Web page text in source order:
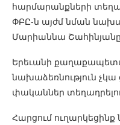
հարմարանքների
ՓԲԸ-ն այժմ նման
Մարիաննա
Երեւանի
նախաձեռնություն
փականներ տեղադրելու
Հարցում